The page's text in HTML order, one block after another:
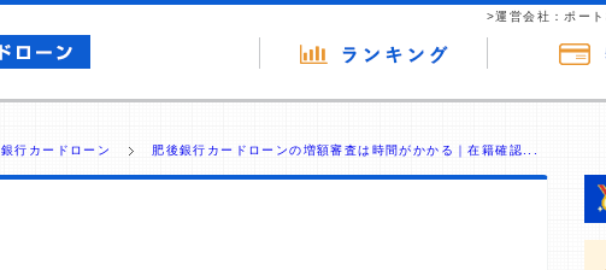
>運営会社：ポー
銀行カードローン 肥後銀行カードローンの増額審査は時間がかかる｜在籍確認...